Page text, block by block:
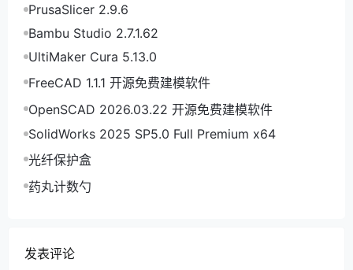
PrusaSlicer 2.9.6
Bambu Studio 2.7.1.62
UltiMaker Cura 5.13.0
FreeCAD 1.1.1 开源免费建模软件
OpenSCAD 2026.03.22 开源免费建模软件
SolidWorks 2025 SP5.0 Full Premium x64
光纤保护盒
药丸计数勺
发表评论